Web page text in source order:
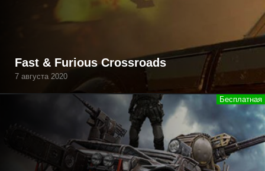
Fast & Furious Crossroads
7 августа 2020